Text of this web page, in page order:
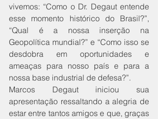
vivemos: “Como o Dr. Degaut entende
esse momento histórico do Brasil?”,
“Qual é a nossa inserção na
Geopolítica mundial?” e “Como isso se
desdobra em oportunidades e
ameaças para nosso país e para a
nossa base industrial de defesa?”.
Marcos Degaut iniciou sua
apresentação ressaltando a alegria de
estar entre tantos amigos e que, graças